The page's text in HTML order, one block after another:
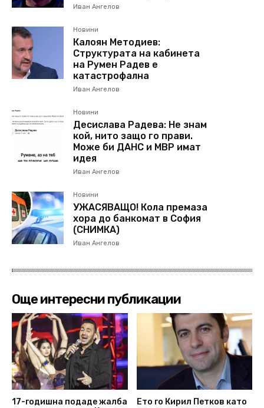
Иван Ангелов
Новини
Калоян Методиев:
Структурата на кабинета
на Румен Радев е
катастрофална
Иван Ангелов
Новини
Десислава Радева: Не знам
кой, нито защо го прави.
Може би ДАНС и МВР имат
идея
Иван Ангелов
Новини
УЖАСЯВАЩО! Кола премаза
хора до банкомат в София
(СНИМКА)
Иван Ангелов
Още интересни публикации
17-годишна подаде жалба
Ето го Кирил Петков като